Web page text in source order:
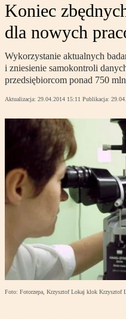
Koniec
dla nowych
Wykorzystanie aktualnych
i zniesienie samokontroli
przedsiębiorcom ponad 750
Aktualizacja: 29.04.2014 15:11 Publikacja:
Foto: Fotorzepa, Krzysztof Lokaj klok Krzysztof